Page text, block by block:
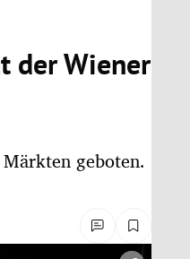
der Wiener
geboten.